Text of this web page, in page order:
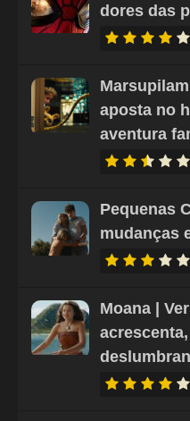
dores das
aposta no
aventura
Pequenas
mudanças
Moana |